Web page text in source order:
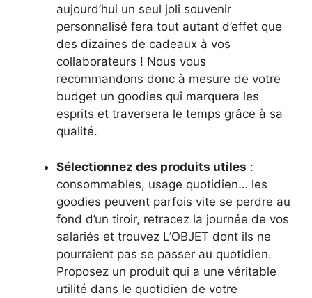
aujourd’hui un seul joli souvenir
personnalisé fera tout autant d’effet que
des dizaines de cadeaux à vos
collaborateurs ! Nous vous
recommandons donc à mesure de votre
budget un goodies qui marquera les
esprits et traversera le temps grâce à sa
qualité.
Sélectionnez des produits utiles :
consommables, usage quotidien… les
goodies peuvent parfois vite se perdre au
fond d’un tiroir, retracez la journée de vos
salariés et trouvez L’OBJET dont ils ne
pourraient pas se passer au quotidien.
Proposez un produit qui a une véritable
utilité dans le quotidien de votre